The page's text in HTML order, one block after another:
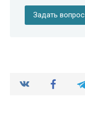
Задать вопрос